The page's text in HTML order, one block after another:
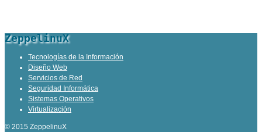
ZeppelinuX
Tecnologías de la Información
Diseño Web
Servicios de Red
Seguridad Informática
Sistemas Operativos
Virtualización
© 2015 ZeppelinuX